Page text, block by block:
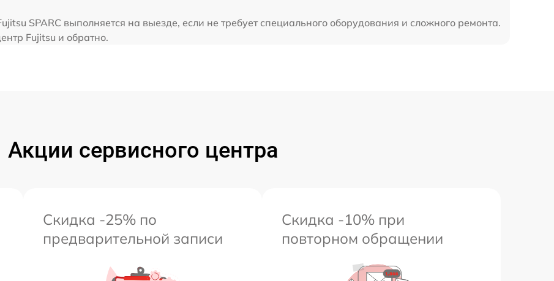
SPARC выполняется на выезде, если не требует специального оборудования и сложного ремонта.
Fujitsu и обратно.
Акции сервисного центра
Скидка -25% по
предварительной записи
Скидка -10% при
повторном обращении